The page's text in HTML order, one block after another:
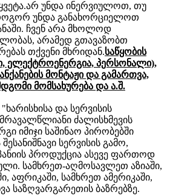
უნდა ინერვიულოთ, თუ
უნდა განახორციელოთ
ჩვენ არა მხოლოდ
არამედ გთავაზობთ
თქვენი მხრიდან.საწყობის
ელექტროენერგია, პერსონალი),
მონტაჟი და გამართვა,
მომსახურება და ა.შ.
"ხარისხისა და სერვისის
ძალისხმევის
იმიჯი საშინაო პირობებში
სერვისის გამო,
პროდუქცია ასევე ფართოდ
სამხრეთ-აღმოსავლეთ აზიაში,
სამხრეთ ამერიკაში,
საზღვარგარეთის ბაზრებზე.